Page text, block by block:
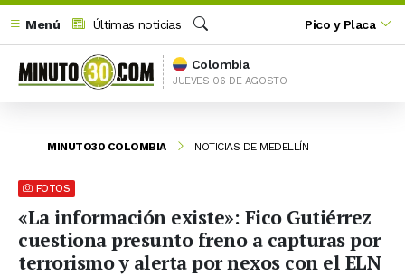
Menú
Últimas noticias
Buscar
Pico y Placa
Colombia
JUEVES 06 DE AGOSTO
MINUTO30 COLOMBIA NOTICIAS DE MEDELLÍN
FOTOS
«La información existe»: Fico Gutiérrez
cuestiona presunto freno a capturas por
terrorismo y alerta por nexos con el ELN